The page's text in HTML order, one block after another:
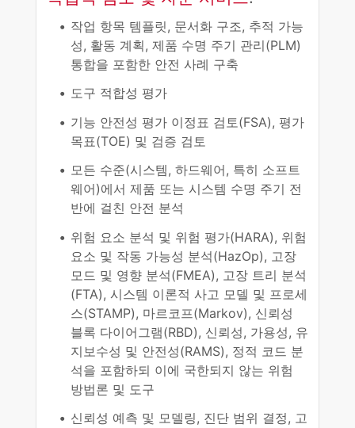
작업 항목 템플릿, 문서화 구조, 추적 가능
성, 활동 계획, 제품 수명 주기 관리(PLM)
통합을 포함한 안전 사례 구축
도구 적합성 평가
기능 안전성 평가 이정표 검토(FSA), 평가
목표(TOE) 및 검증 검토
모든 수준(시스템, 하드웨어, 특히 소프트
웨어)에서 제품 또는 시스템 수명 주기 전
반에 걸친 안전 분석
위험 요소 분석 및 위험 평가(HARA), 위험
요소 및 작동 가능성 분석(HazOp), 고장
모드 및 영향 분석(FMEA), 고장 트리 분석
(FTA), 시스템 이론적 사고 모델 및 프로세
스(STAMP), 마르코프(Markov), 신뢰성
블록 다이어그램(RBD), 신뢰성, 가용성, 유
지보수성 및 안전성(RAMS), 정적 코드 분
석을 포함하되 이에 국한되지 않는 위험
방법론 및 도구
신뢰성 예측 및 모델링, 진단 범위 결정, 고